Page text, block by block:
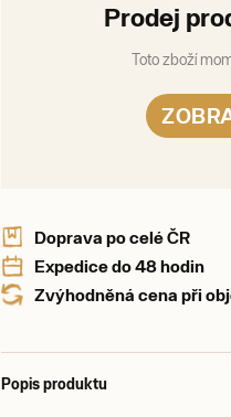
Prodej
Toto zboží
Doprava po celé ČR
Expedice do 48 hodin
Zvýhodněná cena při
Popis produktu